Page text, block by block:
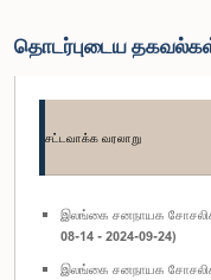
தொடர்புடைய
சட்டவாக்க வரலாறு
இலங்கை சனநாயக
08-14 - 2024-09-24)
இலங்கை சனநாயக